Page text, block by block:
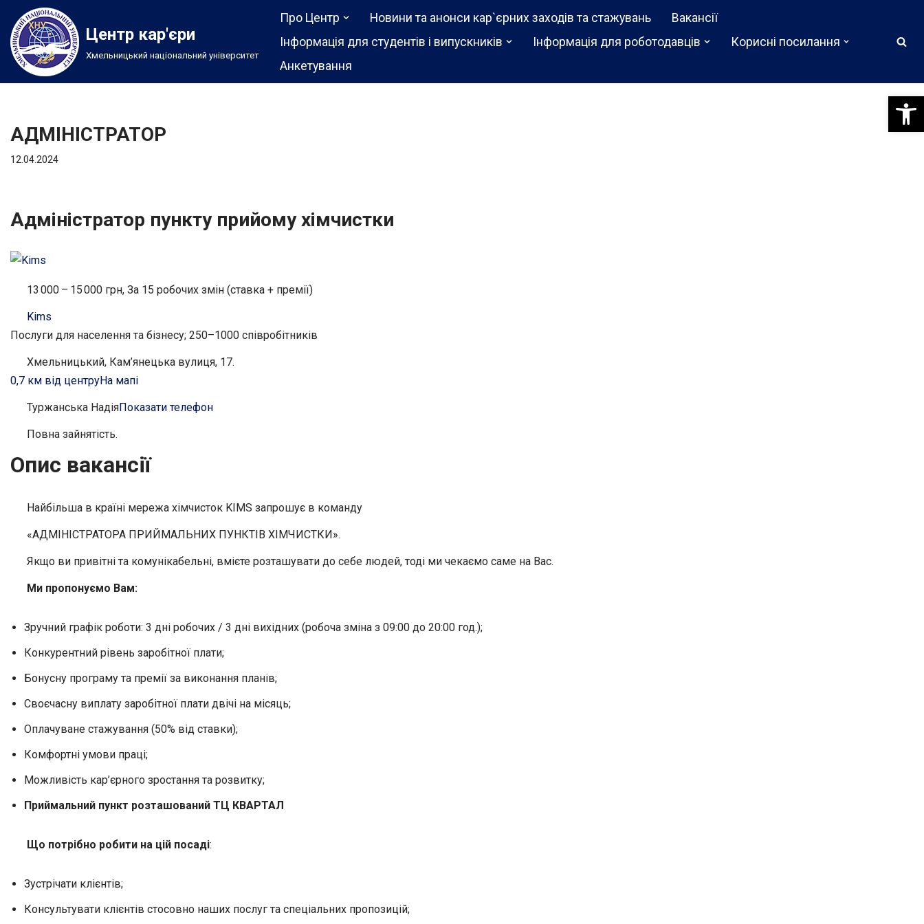
Перейти
до
вмісту
Центр кар'єри
Хмельницький національний університет
Про Центр Новини та анонси кар`єрних заходів та стажувань
Вакансії
Інформація для студентів і випускників
Інформація для роботодавців
Корисні посилання
Анкетування
АДМІНІСТРАТОР
12.04.2024
Адміністратор пункту прийому хімчистки
13 000 – 15 000 грн, За 15 робочих змін (ставка + премії)
Kims
Послуги для населення та бізнесу; 250–1000 співробітників
Хмельницький, Кам’янецька вулиця, 17.
0,7 км від центруНа мапі
Туржанська НадіяПоказати телефон
Повна зайнятість.
Опис вакансії
Найбільша в країні мережа хімчисток KIMS запрошує в команду
«АДМІНІСТРАТОРА ПРИЙМАЛЬНИХ ПУНКТІВ ХІМЧИСТКИ».
Якщо ви привітні та комунікабельні, вмієте розташувати до себе людей, тоді ми чекаємо саме на Вас.
Ми пропонуємо Вам:
Зручний графік роботи: 3 дні робочих / 3 дні вихідних (робоча зміна з 09:00 до 20:00 год.);
Конкурентний рівень заробітної плати;
Бонусну програму та премії за виконання планів;
Своєчасну виплату заробітної плати двічі на місяць;
Оплачуване стажування (50% від ставки);
Комфортні умови праці;
Можливість кар’єрного зростання та розвитку;
Приймальний пункт розташований ТЦ КВАРТАЛ
Що потрібно робити на цій посаді:
Зустрічати клієнтів;
Консультувати клієнтів стосовно наших послуг та спеціальних пропозицій;